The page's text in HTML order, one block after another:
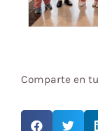
Comparte en